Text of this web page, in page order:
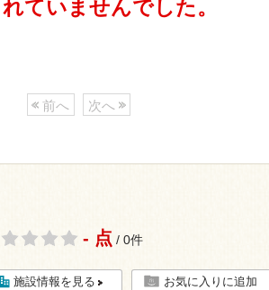
ていませんでした。
前へ 次へ
- 点 / 0件
施設情報を見る お気に入りに追加